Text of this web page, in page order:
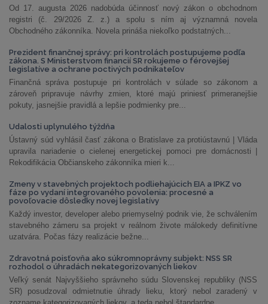
Od 17. augusta 2026 nadobúda účinnosť nový zákon o obchodnom
registri (č. 29/2026 Z. z.) a spolu s ním aj významná novela
Obchodného zákonníka. Novela prináša niekoľko podstatných...
Prezident finančnej správy: pri kontrolách postupujeme podľa
zákona. S Ministerstvom financií SR rokujeme o férovejšej
legislatíve a ochrane poctivých podnikateľov
Finančná správa postupuje pri kontrolách v súlade so zákonom a
zároveň pripravuje návrhy zmien, ktoré majú priniesť primeranejšie
pokuty, jasnejšie pravidlá a lepšie podmienky pre...
Udalosti uplynulého týždňa
Ústavný súd vyhlásil časť zákona o Bratislave za protiústavnú | Vláda
upravila nariadenie o cielenej energetickej pomoci pre domácnosti |
Rekodifikácia Občianskeho zákonníka mieri k...
Zmeny v stavebných projektoch podliehajúcich EIA a IPKZ vo
fáze po vydaní integrovaného povolenia: procesné a
povoľovacie dôsledky novej legislatívy
Každý investor, developer alebo priemyselný podnik vie, že schválením
stavebného zámeru sa projekt v reálnom živote málokedy definitívne
uzatvára. Počas fázy realizácie bežne...
Zdravotná poisťovňa ako súkromnoprávny subjekt: NSS SR
rozhodol o úhradách nekategorizovaných liekov
Veľký senát Najvyššieho správneho súdu Slovenskej republiky (NSS
SR) posudzoval odmietnutie úhrady lieku, ktorý nebol zaradený v